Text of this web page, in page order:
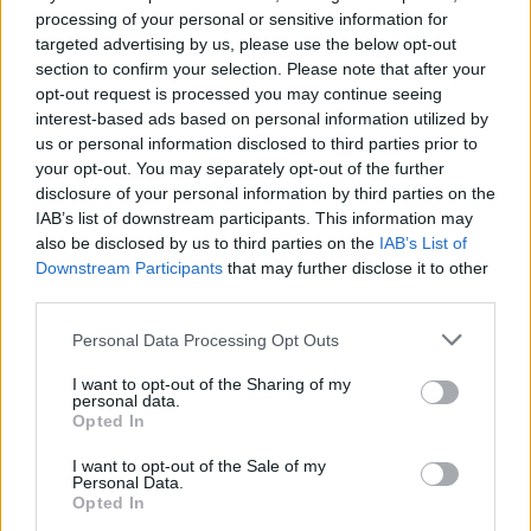
processing of your personal or sensitive information for
targeted advertising by us, please use the below opt-out
section to confirm your selection. Please note that after your
opt-out request is processed you may continue seeing
interest-based ads based on personal information utilized by
us or personal information disclosed to third parties prior to
your opt-out. You may separately opt-out of the further
disclosure of your personal information by third parties on the
IAB’s list of downstream participants. This information may
also be disclosed by us to third parties on the IAB’s List of
Downstream Participants that may further disclose it to other
Please note that this website/app uses one or more Google
not limited to your visit or usage behaviour. You may click to
grant or deny consent to Google and its third-party tags to
use your data for below specified purposes in below Google
consent section.
Personal Data Processing Opt Outs
I want to opt-out of the Sharing of my
personal data.
Opted In
I want to opt-out of the Sale of my
Personal Data.
Opted In
Lettura critica e dialogo con gli
emittenti
Una lettura consapevole parte dalla
scomposizionedel punteggio: quali pilastri (E, S,
G) pesano di più? Quali indicatori trainano il
risultato? Esaminarenote metodologichecopertura
dei dati, trattamenti dei mancanti e ruolo delle
controversie consente di comprendere se il
punteggio rifletta pratica sostanziale o mera
disclosure. Confrontare più fonti aiuta a individuare
mirate su politiche, target, investimenti capex e
metriche di outcome verificabili.
Nel dialogo con gli emittenti, è utile condividere